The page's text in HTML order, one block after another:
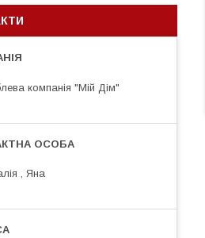
компанія "Мій Дім"
, Яна